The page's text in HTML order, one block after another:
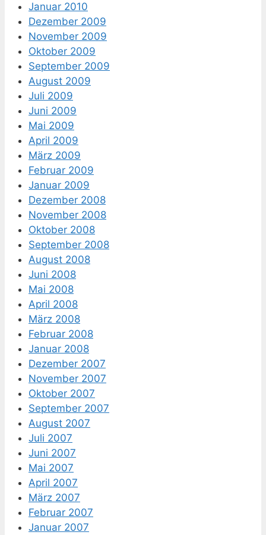
Januar 2010
Dezember 2009
November 2009
Oktober 2009
September 2009
August 2009
Juli 2009
Juni 2009
Mai 2009
April 2009
März 2009
Februar 2009
Januar 2009
Dezember 2008
November 2008
Oktober 2008
September 2008
August 2008
Juni 2008
Mai 2008
April 2008
März 2008
Februar 2008
Januar 2008
Dezember 2007
November 2007
Oktober 2007
September 2007
August 2007
Juli 2007
Juni 2007
Mai 2007
April 2007
März 2007
Februar 2007
Januar 2007